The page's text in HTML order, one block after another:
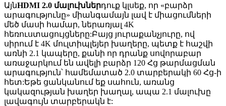
ԱյնHDMI 2.0 մալուխներդուք կլսեք, որ «բարձր
արագությունը» միանգամայն լավ է միացումների
մեծ մասի համար, ներառյալ 4K
հեռուստացույցները:Բայց յուրաքանչյուրը, ով
սիրում է 4K մուլտիպլեյեր խաղերը, պետք է հաշվի
առնի 2.1 կապերը, քանի որ դրանք սովորաբար
առաջարկում են ավելի բարձր 120 Հց թարմացման
արագություն՝ համեմատած 2.0 տարբերակի 60 Հց-ի
հետ:Եթե ​​ցանկանում եք սահուն, առանց
կակազության խաղեր խաղալ, ապա 2.1 մալուխը
լավագույն տարբերակն է: